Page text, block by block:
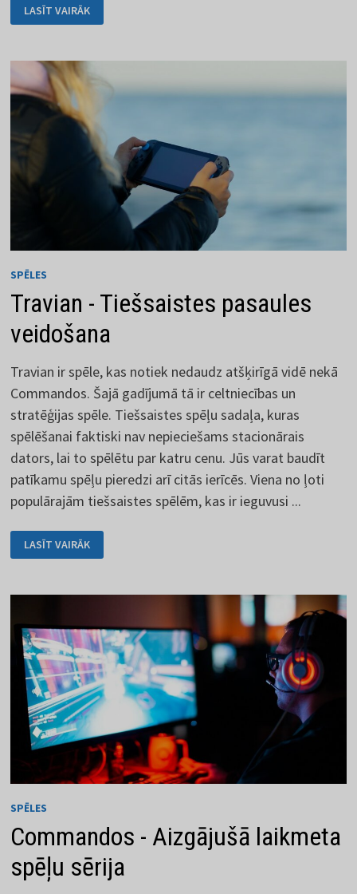
AGE
OF
EMPIRES
STRATĒĢIJA
LASĪT VAIRĀK
SPĒLES
Travian - Tiešsaistes pasaules
veidošana
Travian ir spēle, kas notiek nedaudz atšķirīgā vidē nekā
Commandos. Šajā gadījumā tā ir celtniecības un
stratēģijas spēle. Tiešsaistes spēļu sadaļa, kuras
spēlēšanai faktiski nav nepieciešams stacionārais
dators, lai to spēlētu par katru cenu. Jūs varat baudīt
patīkamu spēļu pieredzi arī citās ierīcēs. Viena no ļoti
populārajām tiešsaistes spēlēm, kas ir ieguvusi ...
TRAVIAN
-
TIEŠSAISTES
LASĪT VAIRĀK
SPĒLES
Commandos - Aizgājušā laikmeta
spēļu sērija